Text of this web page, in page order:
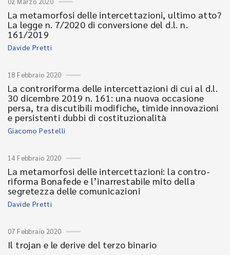
La metamorfosi delle intercettazioni, ultimo atto?
La legge n. 7/2020 di conversione del d.l. n.
161/2019
Davide Pretti
18 Febbraio 2020
La controriforma delle intercettazioni di cui al d.l.
30 dicembre 2019 n. 161: una nuova occasione
persa, tra discutibili modifiche, timide innovazioni
e persistenti dubbi di costituzionalità
Giacomo Pestelli
14 Febbraio 2020
La metamorfosi delle intercettazioni: la contro-
riforma Bonafede e l’inarrestabile mito della
segretezza delle comunicazioni
Davide Pretti
07 Febbraio 2020
Il trojan e le derive del terzo binario